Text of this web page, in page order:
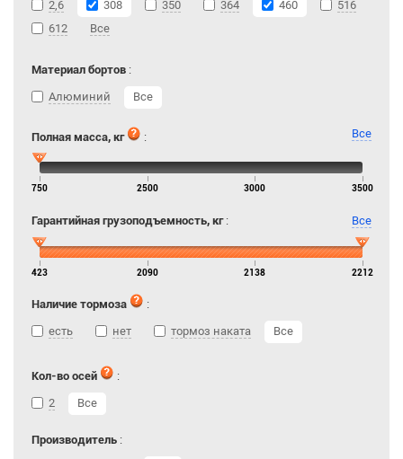
2,6
308 350 364 460
516
612
Все
Материал бортов :
Алюминий
Все
Полная масса, кг : Все
750 2500 3000 3500
Гарантийная грузоподъемность, кг: Все
423 2090 2138 2212
Наличие тормоза
:
есть
нет тормоз наката Все
Кол-во осей
:
2
Все
Производитель :